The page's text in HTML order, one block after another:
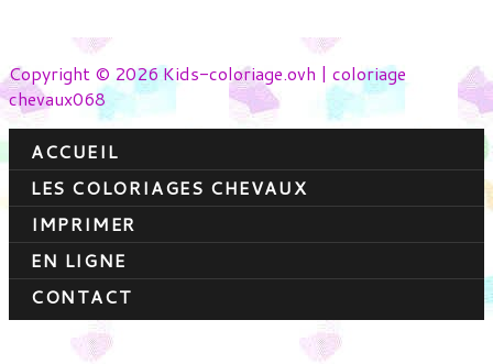
Copyright © 2026 Kids-coloriage.ovh | coloriage
chevaux068
ACCUEIL
LES COLORIAGES CHEVAUX
IMPRIMER
EN LIGNE
CONTACT